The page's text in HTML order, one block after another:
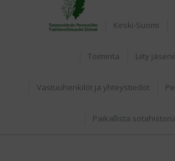
Keski-Suomi
Toiminta Liity
Vastuuhenkilöt ja yhteystiedot
Paikallista